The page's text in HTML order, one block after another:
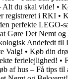
du skal vide! •
registreret i RKI •
perfekte LEGO-
Gøre Det Nemt
Andefedt til
Valg! • Køb din
ferielejlighed! •
af hus – Få tips til